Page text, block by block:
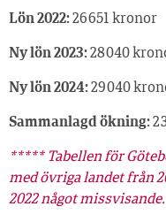
Lön 2022:26 651 kronor
Ny lön 2023:28 040
Ny lön 2024:29 040
Sammanlagd ökning:2
***** Tabellen för
med övriga landet från
2022 något missvisande.